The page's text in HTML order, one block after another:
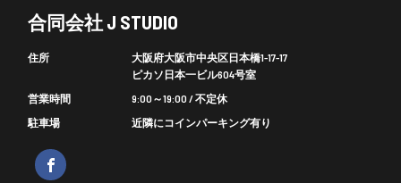
合同会社 J STUDIO
住所
大阪府大阪市中央区日本橋1-17-17
ピカソ日本一ビル604号室
営業時間
9:00～19:00 / 不定休
駐車場
近隣にコインパーキング有り